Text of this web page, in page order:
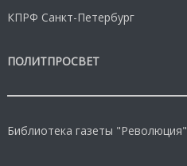
КПРФ Санкт-Петербург
ПОЛИТПРОСВЕТ
Библиотека газеты "Революция"